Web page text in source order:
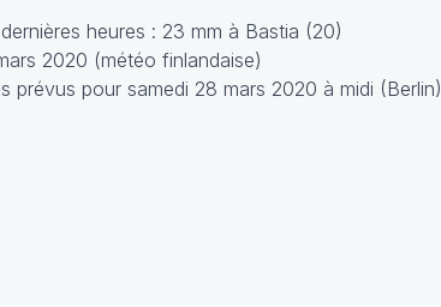
heures : 23 mm à Bastia (20)
2020 (météo finlandaise)
prévus pour samedi 28 mars 2020 à midi (Berlin)